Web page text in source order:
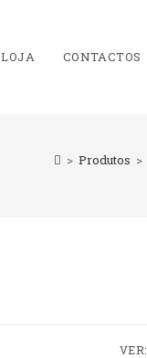
LOJA CONTACTOS
> Produtos >
VER: